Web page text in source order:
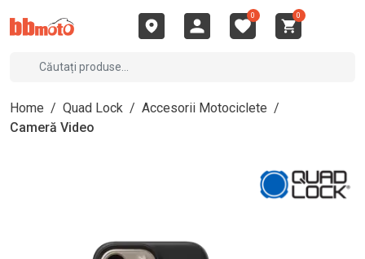
0 0
Home / Quad Lock / Accesorii Motociclete /
Cameră Video